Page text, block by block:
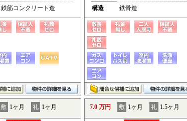
鉄筋コンクリート造
構造
鉄骨造
敷 1ヶ月 礼 1ヶ月 7.0 万円 敷 1ヶ月 礼 1.5ヶ月